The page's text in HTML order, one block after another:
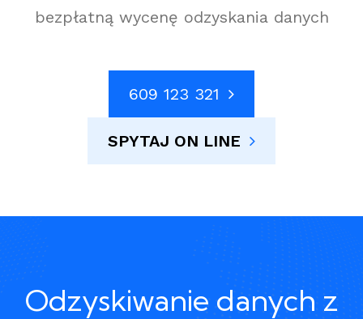
bezpłatną wycenę odzyskania danych
609 123 321
SPYTAJ ON LINE
Odzyskiwanie danych z